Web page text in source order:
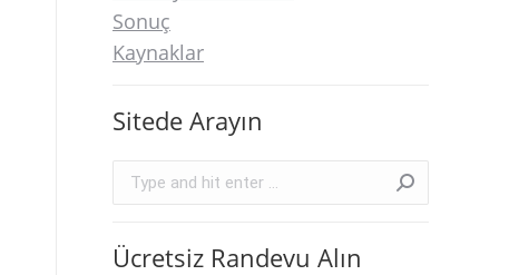
Sonuç
Kaynaklar
Sitede Arayın
Search:
Ücretsiz Randevu Alın